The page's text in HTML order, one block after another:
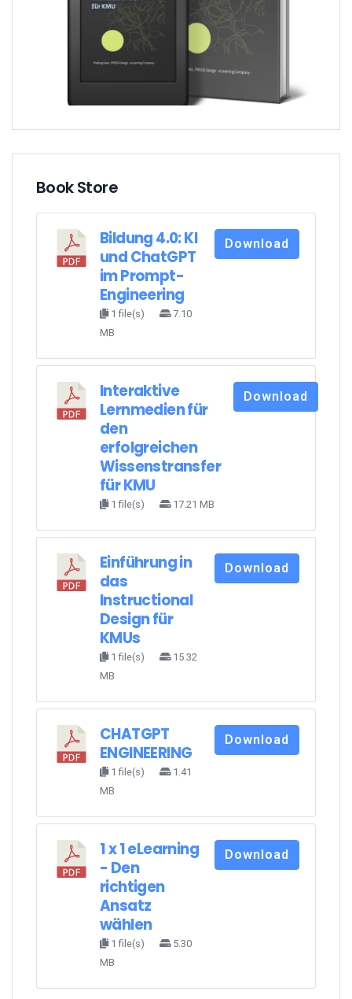
Book Store
Bildung 4.0: KI
und ChatGPT
im Prompt-
Engineering
1 file(s)
7.10
MB
Download
Interaktive
Lernmedien für
den
erfolgreichen
Wissenstransfer
für KMU
1 file(s) 17.21 MB
Download
Einführung in
das
Instructional
Design für
KMUs
1 file(s)
15.32
MB
Download
CHATGPT
ENGINEERING
1 file(s)
1.41
MB
Download
1 x 1 eLearning
- Den
richtigen
Ansatz
wählen
1 file(s)
5.30
MB
Download